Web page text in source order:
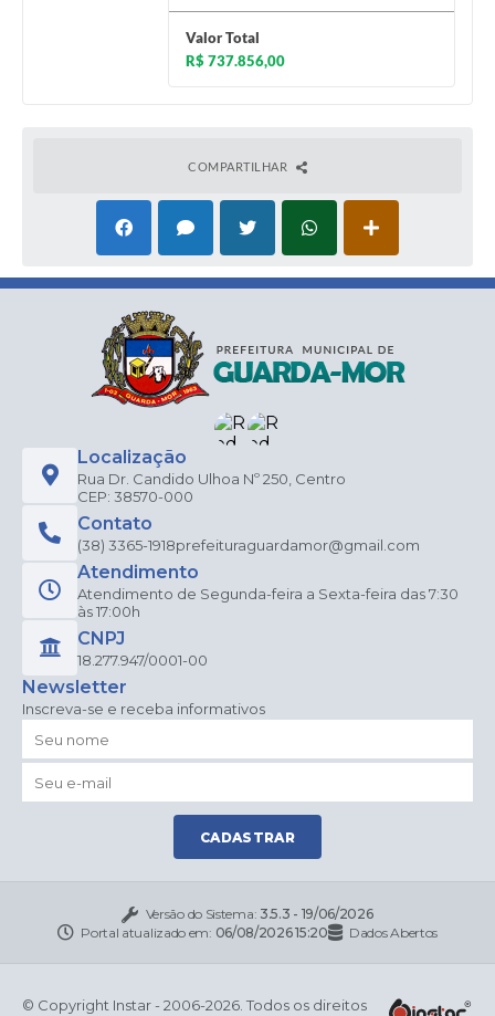
Valor Total
R$ 737.856,00
COMPARTILHAR
Localização
Rua Dr. Candido Ulhoa Nº 250, Centro
CEP: 38570-000
Contato
(38) 3365-1918prefeituraguardamor@gmail.com
Atendimento
Atendimento de Segunda-feira a Sexta-feira das 7:30
às 17:00h
CNPJ
18.277.947/0001-00
Newsletter
Inscreva-se e receba informativos
CADASTRAR
Versão do Sistema: 3.5.3 - 19/06/2026
Portal atualizado em: 06/08/2026 15:20 Dados Abertos
© Copyright Instar - 2006-2026. Todos os direitos